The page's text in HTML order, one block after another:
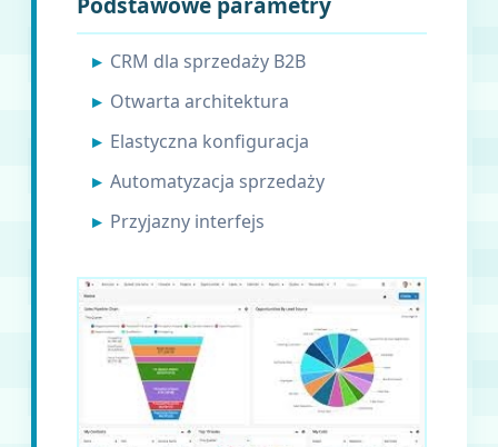
CRM dla sprzedaży B2B
Otwarta architektura
Elastyczna konfiguracja
Automatyzacja sprzedaży
Przyjazny interfejs